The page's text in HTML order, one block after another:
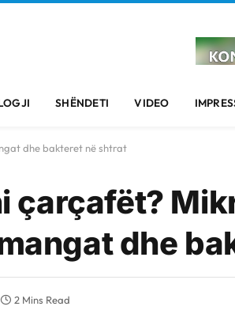
SHËNDETI VIDEO
dhe bakteret në shtrat
çarçafët?
dhe
2 Mins Read